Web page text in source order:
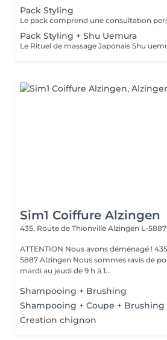
Pack Styling
Pack Styling + Shu Uemura
Sim1 Coiffure Alzingen
435, Route de Thionville Alzingen L-5887
ATTENTION Nous avons déménagé ! 435, Route de Thionville L-
5887 Alzingen Nous sommes ravis de pouvoir vous accueillir du
mardi au jeudi de 9 h à 1...
Shampooing + Brushing
Shampooing + Coupe + Brushing
Creation chignon